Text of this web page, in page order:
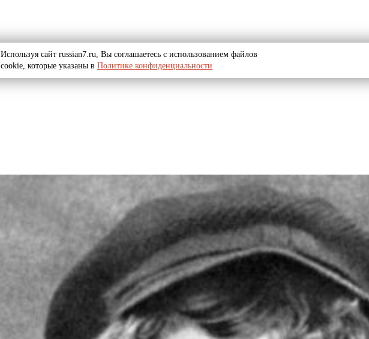
Используя сайт russian7.ru, Вы соглашаетесь с использованием файлов
cookie, которые указаны в Политике конфиденциальности